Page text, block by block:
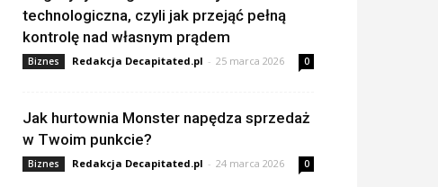
technologiczna, czyli jak przejąć pełną
kontrolę nad własnym prądem
Biznes Redakcja Decapitated.pl - 25 marca 2026 0
Jak hurtownia Monster napędza sprzedaż
w Twoim punkcie?
Biznes Redakcja Decapitated.pl - 24 marca 2026 0